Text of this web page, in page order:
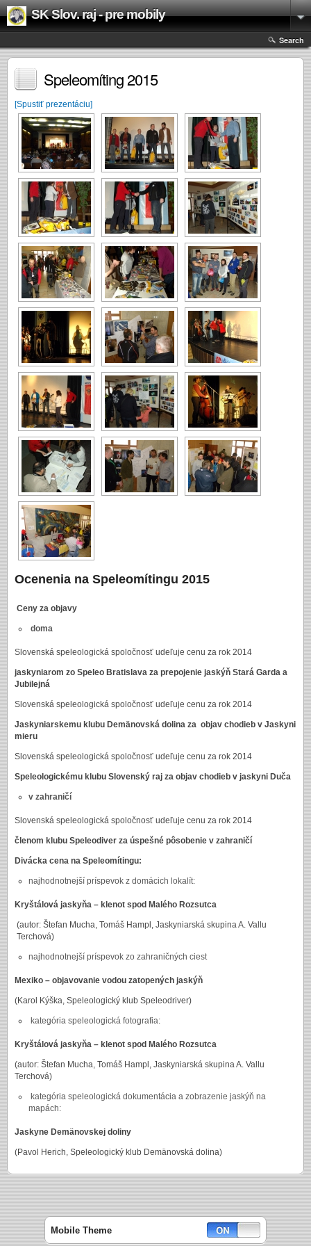
SK Slov. raj - pre mobily
Search
Speleomíting 2015
[Spustiť prezentáciu]
Ocenenia na Speleomítingu 2015
Ceny za objavy
doma
Slovenská speleologická spoločnosť udeľuje cenu za rok 2014
jaskyniarom zo Speleo Bratislava za prepojenie jaskýň Stará Garda a
Jubilejná
Slovenská speleologická spoločnosť udeľuje cenu za rok 2014
Jaskyniarskemu klubu Demänovská dolina za objav chodieb v Jaskyni
mieru
Slovenská speleologická spoločnosť udeľuje cenu za rok 2014
Speleologickému klubu Slovenský raj za objav chodieb v jaskyni Duča
v zahraničí
Slovenská speleologická spoločnosť udeľuje cenu za rok 2014
členom klubu Speleodiver za úspešné pôsobenie v zahraničí
Divácka cena na Speleomítingu:
najhodnotnejší príspevok z domácich lokalít:
Kryštálová jaskyňa – klenot spod Malého Rozsutca
(autor: Štefan Mucha, Tomáš Hampl, Jaskyniarská skupina A. Vallu
Terchová)
najhodnotnejší príspevok zo zahraničných ciest
Mexiko – objavovanie vodou zatopených jaskýň
(Karol Kýška, Speleologický klub Speleodriver)
kategória speleologická fotografia:
Kryštálová jaskyňa – klenot spod Malého Rozsutca
(autor: Štefan Mucha, Tomáš Hampl, Jaskyniarská skupina A. Vallu
Terchová)
kategória speleologická dokumentácia a zobrazenie jaskýň na
mapách:
Jaskyne Demänovskej doliny
(Pavol Herich, Speleologický klub Demänovská dolina)
Mobile Theme